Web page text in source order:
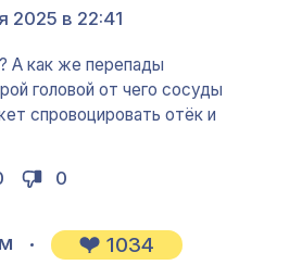
2025 в 22:41
А как же перепады
головой от чего сосуды
спровоцировать отёк и
0
1034